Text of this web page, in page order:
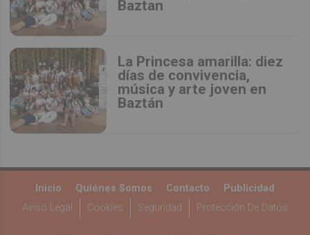
Baztan
La Princesa amarilla: diez
días de convivencia,
música y arte joven en
Baztán
Inicio Quiénes Somos Contacto
Publicidad
Aviso Legal
Cookies Seguridad Protección De Datos